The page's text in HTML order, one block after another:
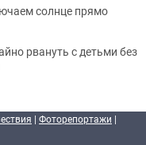
солнце прямо
рвануть с детьми без
| Фоторепортажи |